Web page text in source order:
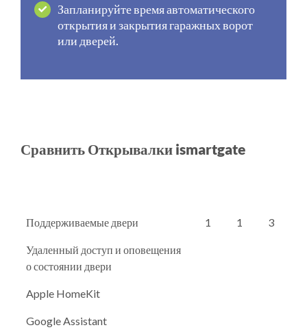
Запланируйте время автоматического
открытия и закрытия гаражных ворот
или дверей.
Сравнить Открывалки ismartgate
Поддерживаемые двери 1 1 3
Удаленный доступ и оповещения
о состоянии двери
Apple HomeKit
Google Assistant